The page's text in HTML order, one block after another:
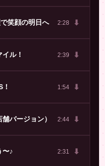
笑顔の明日へ 2:28 ⬇
ル！ 2:39 ⬇
1:54 ⬇
バージョン） 2:44 ⬇
〜♪ 2:31 ⬇